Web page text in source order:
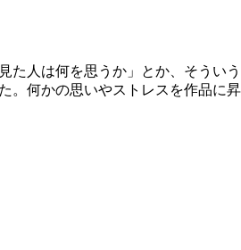
人は何を思うか」とか、そうい
何かの思いやストレスを作品に